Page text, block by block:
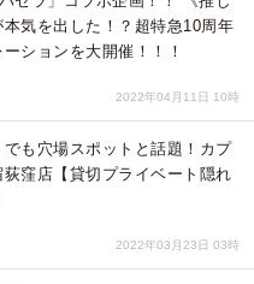
気を出した！？超特急10周年
ションを大開催！！！
2022年04月11日 10時
でも穴場スポットと話題！カプ
窪店【貸切プライベート隠れ
2022年03月23日 03時